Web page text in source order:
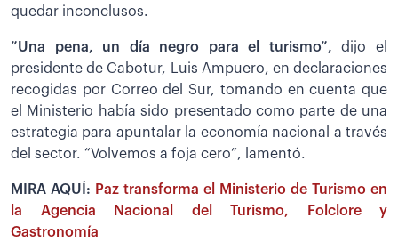
quedar inconclusos.
”Una pena, un día negro para el turismo”,dijo el
presidente de Cabotur, Luis Ampuero, en declaraciones
recogidas por Correo del Sur, tomando en cuenta que
el Ministerio había sido presentado como parte de una
estrategia para apuntalar la economía nacional a través
del sector. “Volvemos a foja cero”, lamentó.
MIRA AQUÍ: Paz transforma el Ministerio de Turismo en
la Agencia Nacional del Turismo, Folclore y
Gastronomía